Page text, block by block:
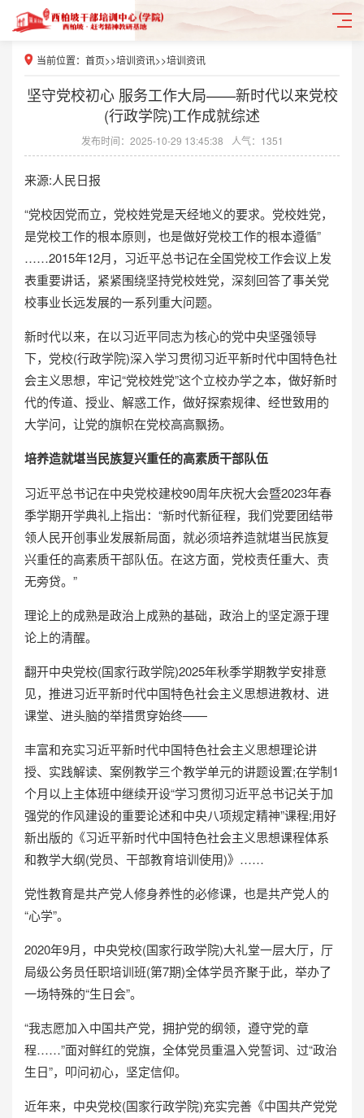
当前位置： 首页>>培训资讯>>培训资讯
坚守党校初心 服务工作大局——新时代以来党校
(行政学院)工作成就综述
发布时间：2025-10-29 13:45:38 人气：1351
来源:人民日报
“党校因党而立，党校姓党是天经地义的要求。党校姓党，
是党校工作的根本原则，也是做好党校工作的根本遵循”
……2015年12月，习近平总书记在全国党校工作会议上发
表重要讲话，紧紧围绕坚持党校姓党，深刻回答了事关党
校事业长远发展的一系列重大问题。
新时代以来，在以习近平同志为核心的党中央坚强领导
下，党校(行政学院)深入学习贯彻习近平新时代中国特色社
会主义思想，牢记“党校姓党”这个立校办学之本，做好新时
代的传道、授业、解惑工作，做好探索规律、经世致用的
大学问，让党的旗帜在党校高高飘扬。
培养造就堪当民族复兴重任的高素质干部队伍
习近平总书记在中央党校建校90周年庆祝大会暨2023年春
季学期开学典礼上指出：“新时代新征程，我们党要团结带
领人民开创事业发展新局面，就必须培养造就堪当民族复
兴重任的高素质干部队伍。在这方面，党校责任重大、责
无旁贷。”
理论上的成熟是政治上成熟的基础，政治上的坚定源于理
论上的清醒。
翻开中央党校(国家行政学院)2025年秋季学期教学安排意
见，推进习近平新时代中国特色社会主义思想进教材、进
课堂、进头脑的举措贯穿始终——
丰富和充实习近平新时代中国特色社会主义思想理论讲
授、实践解读、案例教学三个教学单元的讲题设置;在学制1
个月以上主体班中继续开设“学习贯彻习近平总书记关于加
强党的作风建设的重要论述和中央八项规定精神”课程;用好
新出版的《习近平新时代中国特色社会主义思想课程体系
和教学大纲(党员、干部教育培训使用)》……
党性教育是共产党人修身养性的必修课，也是共产党人的
“心学”。
2020年9月，中央党校(国家行政学院)大礼堂一层大厅，厅
局级公务员任职培训班(第7期)全体学员齐聚于此，举办了
一场特殊的“生日会”。
“我志愿加入中国共产党，拥护党的纲领，遵守党的章
程……”面对鲜红的党旗，全体党员重温入党誓词、过“政治
生日”，叩问初心，坚定信仰。
近年来，中央党校(国家行政学院)充实完善《中国共产党党